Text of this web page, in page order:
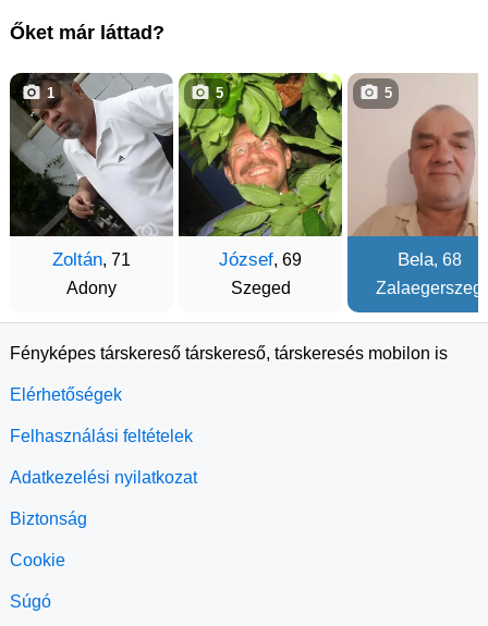
Őket már láttad?
Zoltán, 71
Adony
1
József, 69
Szeged
5
Bela, 68
Zalaegerszeg
5
Fényképes társkereső társkereső, társkeresés mobilon is
Elérhetőségek
Felhasználási feltételek
Adatkezelési nyilatkozat
Biztonság
Cookie
Súgó